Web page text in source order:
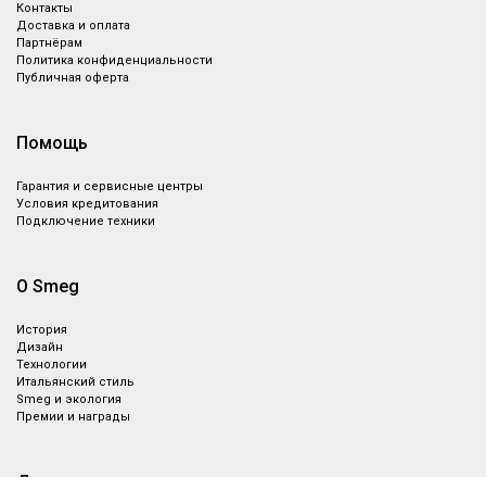
Контакты
Доставка и оплата
Партнёрам
Политика конфиденциальности
Публичная оферта
Помощь
Гарантия и сервисные центры
Условия кредитования
Подключение техники
О Smeg
История
Дизайн
Технологии
Итальянский стиль
Smeg и экология
Премии и награды